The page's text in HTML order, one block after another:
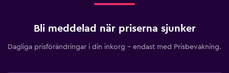
Bli meddelad när priserna sjunker
Dagliga prisförändringar i din inkorg – endast med Prisbevakning.